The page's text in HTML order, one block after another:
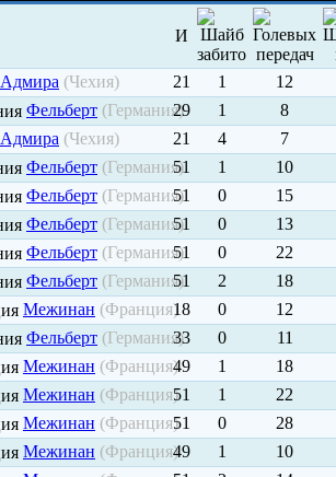
И
Адмира (Чехия) 21 1
12
Фельберт (Германия)29 1
8
Адмира (Чехия) 21 4
7
Фельберт (Германия)
51 1
10
Фельберт (Германия)
51 0
15
Фельберт (Германия)
51 0
13
Фельберт (Германия)
51 0
22
Фельберт (Германия)
51 2
18
Межинан (Франция)18 0
12
Фельберт (Германия)33 0
11
Межинан (Франция)49 1
18
Межинан (Франция)51 1
22
Межинан (Франция)51 0
28
Межинан (Франция)49 1
10